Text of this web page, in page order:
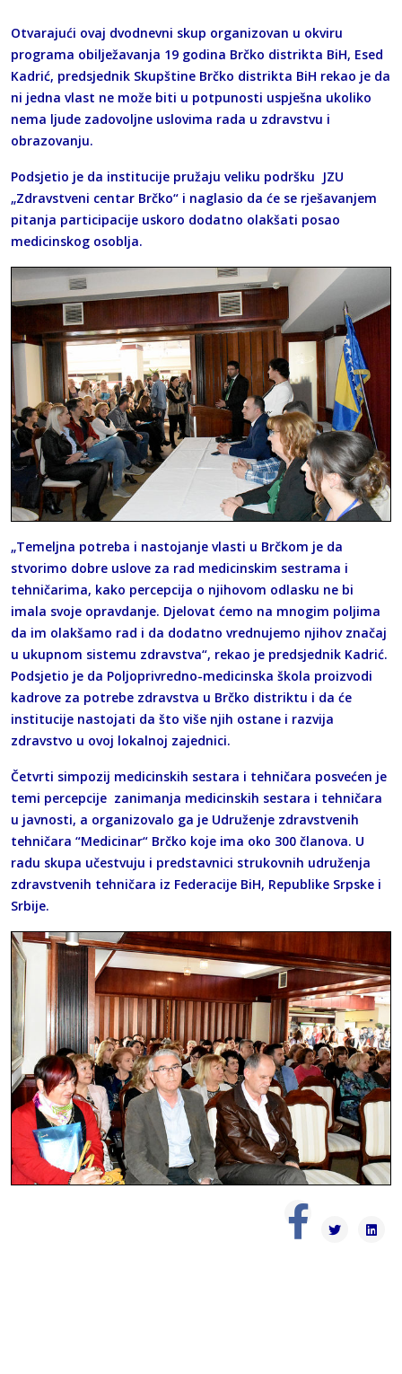
Otvarajući ovaj dvodnevni skup organizovan u okviru
programa obilježavanja 19 godina Brčko distrikta BiH, Esed
Kadrić, predsjednik Skupštine Brčko distrikta BiH rekao je da
ni jedna vlast ne može biti u potpunosti uspješna ukoliko
nema ljude zadovoljne uslovima rada u zdravstvu i
obrazovanju.
Podsjetio je da institucije pružaju veliku podršku JZU
„Zdravstveni centar Brčko“ i naglasio da će se rješavanjem
pitanja participacije uskoro dodatno olakšati posao
medicinskog osoblja.
„Temeljna potreba i nastojanje vlasti u Brčkom je da
stvorimo dobre uslove za rad medicinskim sestrama i
tehničarima, kako percepcija o njihovom odlasku ne bi
imala svoje opravdanje. Djelovat ćemo na mnogim poljima
da im olakšamo rad i da dodatno vrednujemo njihov značaj
u ukupnom sistemu zdravstva“, rekao je predsjednik Kadrić.
Podsjetio je da Poljoprivredno-medicinska škola proizvodi
kadrove za potrebe zdravstva u Brčko distriktu i da će
institucije nastojati da što više njih ostane i razvija
zdravstvo u ovoj lokalnoj zajednici.
Četvrti simpozij medicinskih sestara i tehničara posvećen je
temi percepcije zanimanja medicinskih sestara i tehničara
u javnosti, a organizovalo ga je Udruženje zdravstvenih
tehničara “Medicinar“ Brčko koje ima oko 300 članova. U
radu skupa učestvuju i predstavnici strukovnih udruženja
zdravstvenih tehničara iz Federacije BiH, Republike Srpske i
Srbije.